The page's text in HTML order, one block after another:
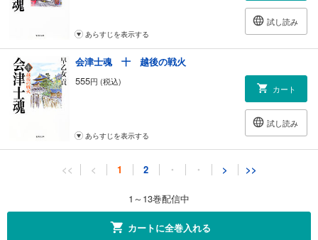
試し読み
あらすじを表示する
会津士魂 十 越後の戦火
555円 (税込)
カート
試し読み
あらすじを表示する
会津士魂 十一 北越戦争
あらすじを表示する
<< < 1 2 ・ ・ > >>
1～13巻配信中
カートに全巻入れる